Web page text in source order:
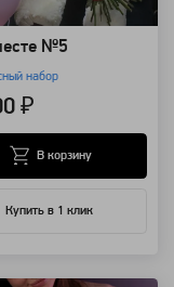
№5
набор
₽
Купить в 1 клик
В корзину